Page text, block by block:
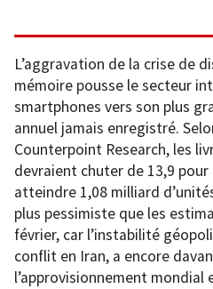
L’aggravation de la crise de
mémoire pousse le secteur
smartphones vers son plus
annuel jamais enregistré.
Counterpoint Research, les
devraient chuter de 13,9
atteindre 1,08 milliard
plus pessimiste que les
février, car l’instabilité
conflit en Iran, a encore
l’approvisionnement mondial